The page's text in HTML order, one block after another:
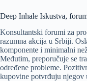
Deep Inhale Iskustva,
Konsultantski forumi za
razumna akcija u Srbiji.
komponente i minimalni
Međutim, preporučuje se
određene probleme.
kupovine potvrđuju njegov